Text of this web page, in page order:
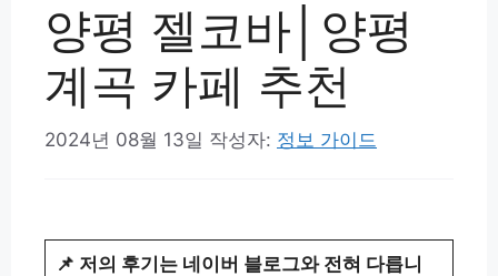
양평 젤코바│양평
계곡 카페 추천
2024년 08월 13일 작성자: 정보 가이드
📌 저의 후기는 네이버 블로그와 전혀 다릅니